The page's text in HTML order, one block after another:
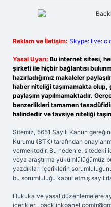
Reklam ve İletişim: Skype:
Yasal Uyarı: Bu internet sitesi,
şirketi ile hiçbir bağlantısı
hazırladığımız makaleler
haber niteliği taşımamakta olup,
paylaşım yapılmamaktadır.
benzerlikleri tamamen
halindedir ve tavsiye niteliği
Sitemiz, 5651 Sayılı Kanun
Kurumu (BTK) tarafından
vermektedir. Bu nedenle, sitedeki
veya araştırma yükümlülüğümüz
yazdıkları içeriklerin
bu sorumluluğu kabul etmiş
Hukuka ve yasal düzenlemelere
içerikleri,